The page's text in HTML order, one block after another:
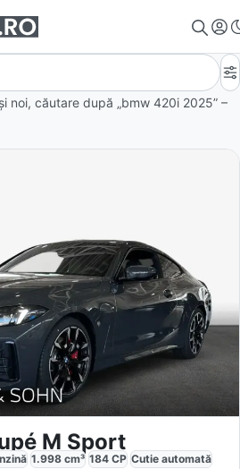
noi, căutare după „bmw 420i 2025” –
M Sport
1.998 cm³ 184 CP Cutie automată